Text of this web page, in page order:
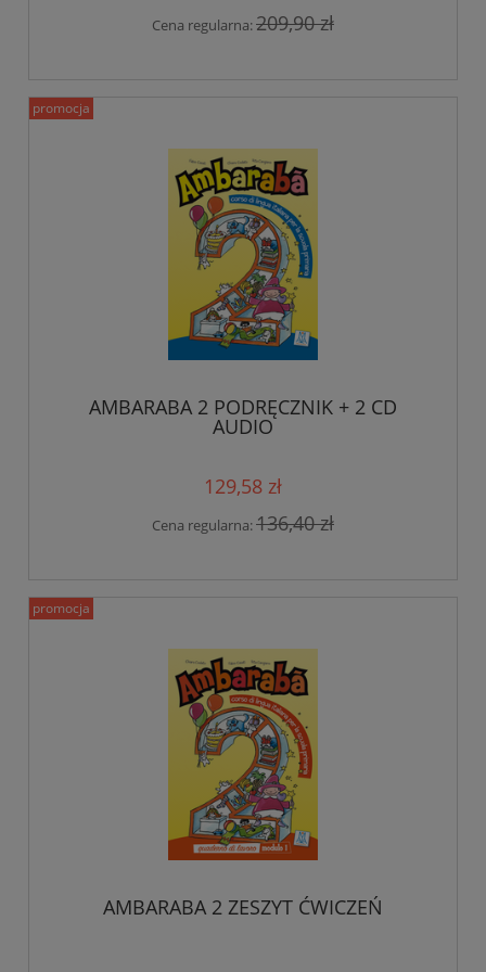
Cena regularna:209,90 zł
AMBARABA 2 PODRĘCZNIK + 2 CD
AUDIO
129,58 zł
Cena regularna:136,40 zł
promocja
AMBARABA 2 ZESZYT ĆWICZEŃ
promocja